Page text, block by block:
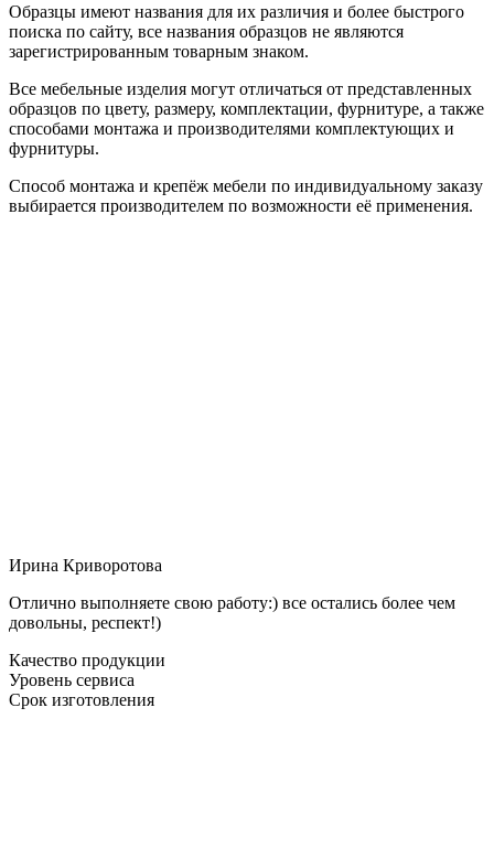
Образцы имеют названия для их различия и более быстрого
поиска по сайту, все названия образцов не являются
зарегистрированным товарным знаком.
Все мебельные изделия могут отличаться от представленных
образцов по цвету, размеру, комплектации, фурнитуре, а также
способами монтажа и производителями комплектующих и
фурнитуры.
Способ монтажа и крепёж мебели по индивидуальному заказу
выбирается производителем по возможности её применения.
Ирина Криворотова
Отлично выполняете свою работу:) все остались более чем
довольны, респект!)
Качество продукции
Уровень сервиса
Срок изготовления